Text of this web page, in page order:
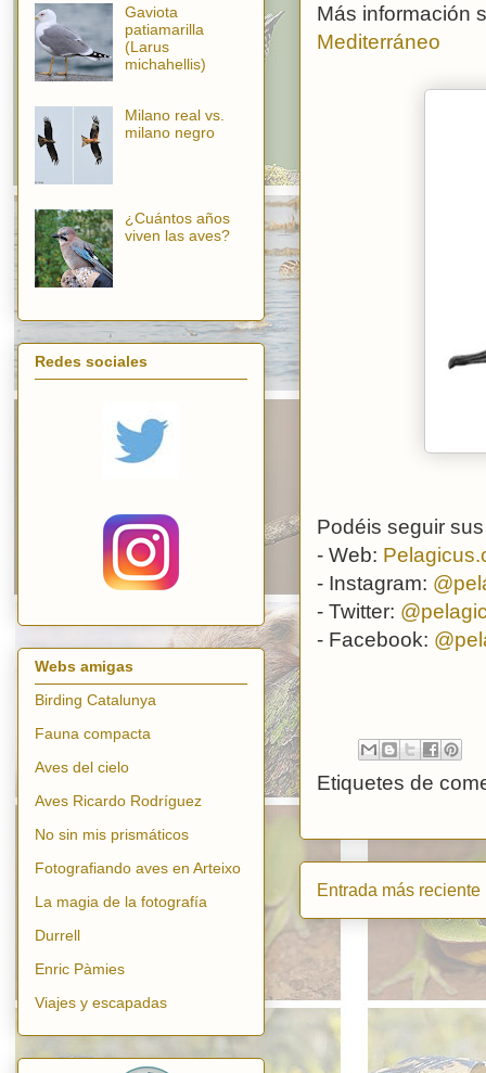
Más información
Mediterráneo
Podéis seguir
- Web:
- Instagram:
- Twitter:
- Facebook:
Etiquetes de
Entrada más reciente
Gaviota
patiamarilla
(Larus
michahellis)
Milano real vs.
milano negro
¿Cuántos años
viven las aves?
Redes sociales
Webs amigas
Birding Catalunya
Fauna compacta
Aves del cielo
Aves Ricardo Rodríguez
No sin mis prismáticos
Fotografiando aves en Arteixo
La magia de la fotografía
Durrell
Enric Pàmies
Viajes y escapadas